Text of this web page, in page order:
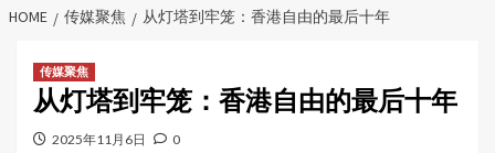
HOME 传媒聚焦 从灯塔到牢笼：香港自由的最后十年
传媒聚焦
从灯塔到牢笼：香港自由的最后十年
2025年11月6日 0